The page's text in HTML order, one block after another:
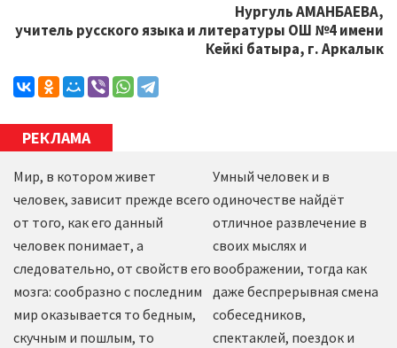
Нургуль АМАНБАЕВА,
учитель русского языка и литературы ОШ №4 имени
Кейкі батыра, г. Аркалык
РЕКЛАМА
Мир, в котором живет
человек, зависит прежде всего
от того, как его данный
человек понимает, а
следовательно, от свойств его
мозга: сообразно с последним
мир оказывается то бедным,
скучным и пошлым, то
Умный человек и в
одиночестве найдёт
отличное развлечение в
своих мыслях и
воображении, тогда как
даже беспрерывная смена
собеседников,
спектаклей, поездок и